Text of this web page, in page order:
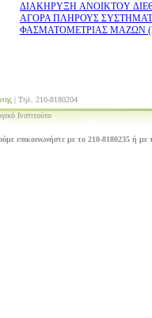
ΔΙΑΚΗΡΥΞΗ ANOIKTOY
ΑΓΟΡΑ ΠΛΗΡΟΥΣ
ΦΑΣΜΑΤΟΜΕΤΡΙΑΣ ΜΑΖΩΝ
| Τηλ. 210-8180204
Ινστιτούτο
επικοινωνήστε με το 210-8180235 ή με